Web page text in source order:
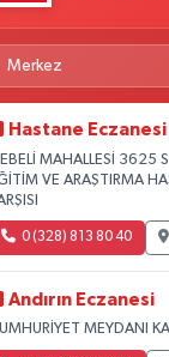
Hastane Eczanesi
MAHALLESİ 3625
VE ARAŞTIRMA
0 (328) 813 80 40
Andırın Eczanesi
MEYDANI